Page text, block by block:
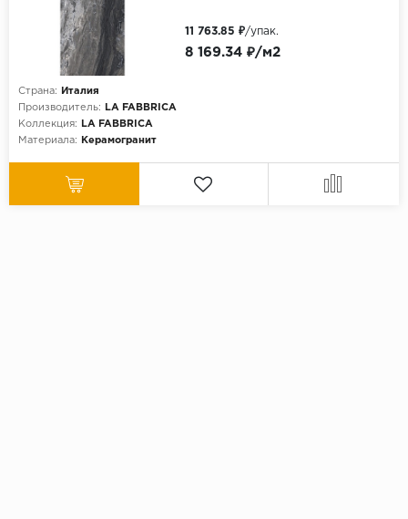
Страна:
Италия
Производитель:
LA FABBRICA
Коллекция:
LA FABBRICA
Материала:
Керамогранит
8 169.34 ₽/м2
11 763.85 ₽/упак.